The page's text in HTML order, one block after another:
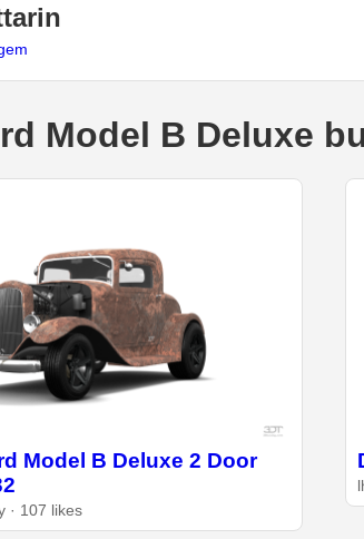
Model B Deluxe
Model B Deluxe 2 Door
· 107 likes